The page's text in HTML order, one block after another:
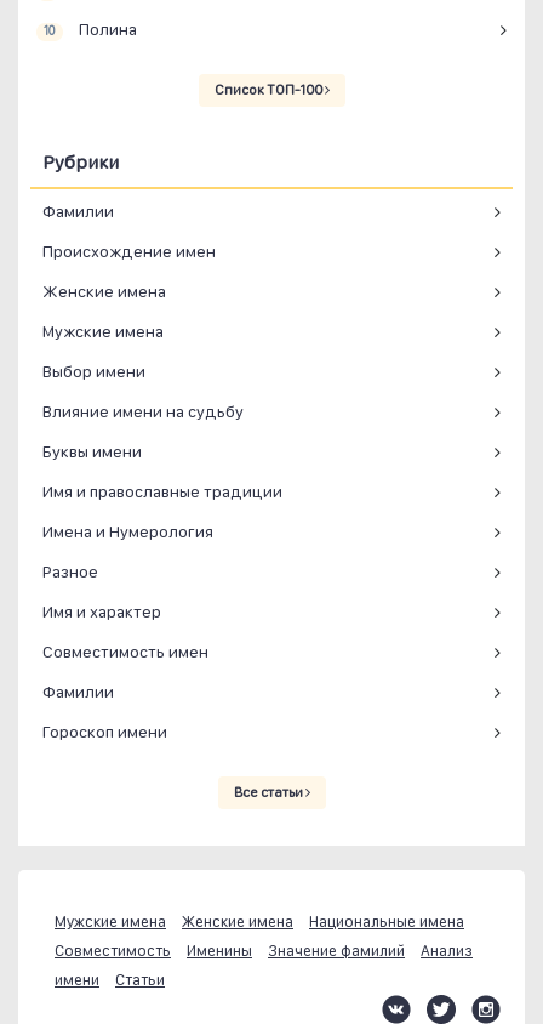
10 Полина
Список ТОП-100
Рубрики
Фамилии
Происхождение имен
Женские имена
Мужские имена
Выбор имени
Влияние имени на судьбу
Буквы имени
Имя и православные традиции
Имена и Нумерология
Разное
Имя и характер
Совместимость имен
Фамилии
Гороскоп имени
Все статьи
Мужские имена Женские имена
Национальные имена
Совместимость
Именины Значение фамилий
Анализ
имени
Статьи